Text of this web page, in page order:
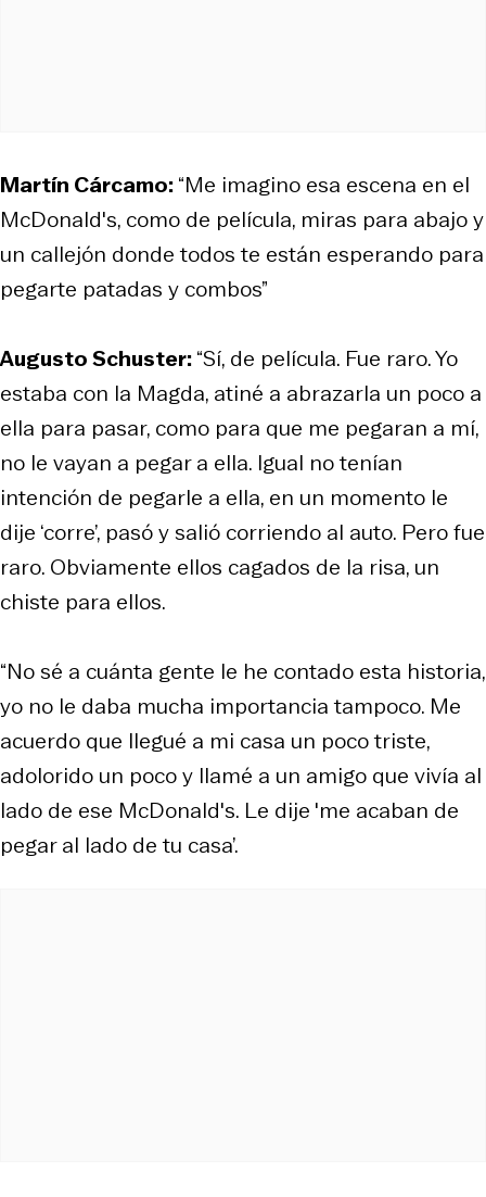
Martín Cárcamo:“Me imagino esa escena en el
McDonald's, como de película, miras para abajo y
un callejón donde todos te están esperando para
pegarte patadas y combos”
Augusto Schuster:“Sí, de película. Fue raro. Yo
estaba con la Magda, atiné a abrazarla un poco a
ella para pasar, como para que me pegaran a mí,
no le vayan a pegar a ella. Igual no tenían
intención de pegarle a ella, en un momento le
dije ‘corre’, pasó y salió corriendo al auto. Pero fue
raro. Obviamente ellos cagados de la risa, un
chiste para ellos.
“No sé a cuánta gente le he contado esta historia,
yo no le daba mucha importancia tampoco. Me
acuerdo que llegué a mi casa un poco triste,
adolorido un poco y llamé a un amigo que vivía al
lado de ese McDonald's. Le dije 'me acaban de
pegar al lado de tu casa’.